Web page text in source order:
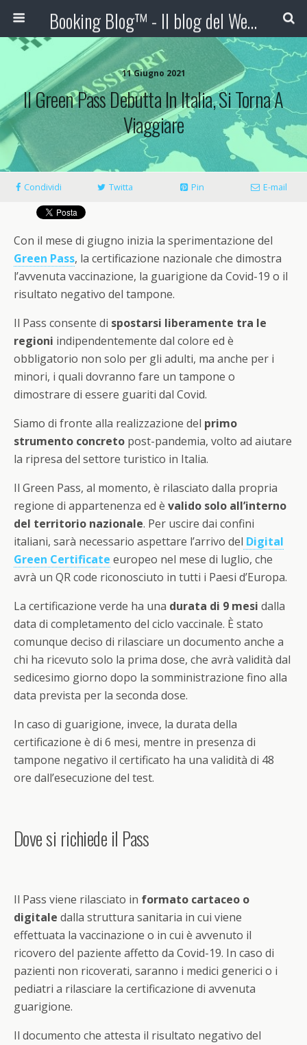
Booking Blog™ - Il blog del Web Marketing Turistico
11 Giugno 2021
Il Green Pass Debutta In Italia, Si Torna A
Viaggiare
Condividi Twitta Pin E-mail
Con il mese di giugno inizia la sperimentazione del
Green Pass, la certificazione nazionale che dimostra
l’avvenuta vaccinazione, la guarigione da Covid-19 o il
risultato negativo del tampone.
Il Pass consente di spostarsi liberamente tra le
regioni indipendentemente dal colore ed è
obbligatorio non solo per gli adulti, ma anche per i
minori, i quali dovranno fare un tampone o
dimostrare di essere guariti dal Covid.
Siamo di fronte alla realizzazione del primo
strumento concreto post-pandemia, volto ad aiutare
la ripresa del settore turistico in Italia.
Il Green Pass, al momento, è rilasciato dalla propria
regione di appartenenza ed è valido solo all’interno
del territorio nazionale. Per uscire dai confini
italiani, sarà necessario aspettare l’arrivo del Digital
Green Certificate europeo nel mese di luglio, che
avrà un QR code riconosciuto in tutti i Paesi d’Europa.
La certificazione verde ha una durata di 9 mesi dalla
data di completamento del ciclo vaccinale. È stato
comunque deciso di rilasciare un documento anche a
chi ha ricevuto solo la prima dose, che avrà validità dal
sedicesimo giorno dopo la somministrazione fino alla
data prevista per la seconda dose.
In caso di guarigione, invece, la durata della
certificazione è di 6 mesi, mentre in presenza di
tampone negativo il certificato ha una validità di 48
ore dall’esecuzione del test.
Dove si richiede il Pass
Il Pass viene rilasciato in formato cartaceo o
digitale dalla struttura sanitaria in cui viene
effettuata la vaccinazione o in cui è avvenuto il
ricovero del paziente affetto da Covid-19. In caso di
pazienti non ricoverati, saranno i medici generici o i
pediatri a rilasciare la certificazione di avvenuta
guarigione.
Il documento che attesta il risultato negativo del